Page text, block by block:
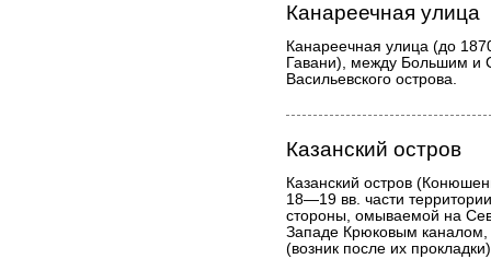
Канареечная улица
Канареечная улица (до
Гавани), между Большим и
Васильевского острова.
Казанский остров
Казанский остров
18—19 вв. части
стороны, омываемой на
Западе Крюковым каналом,
(возник после их